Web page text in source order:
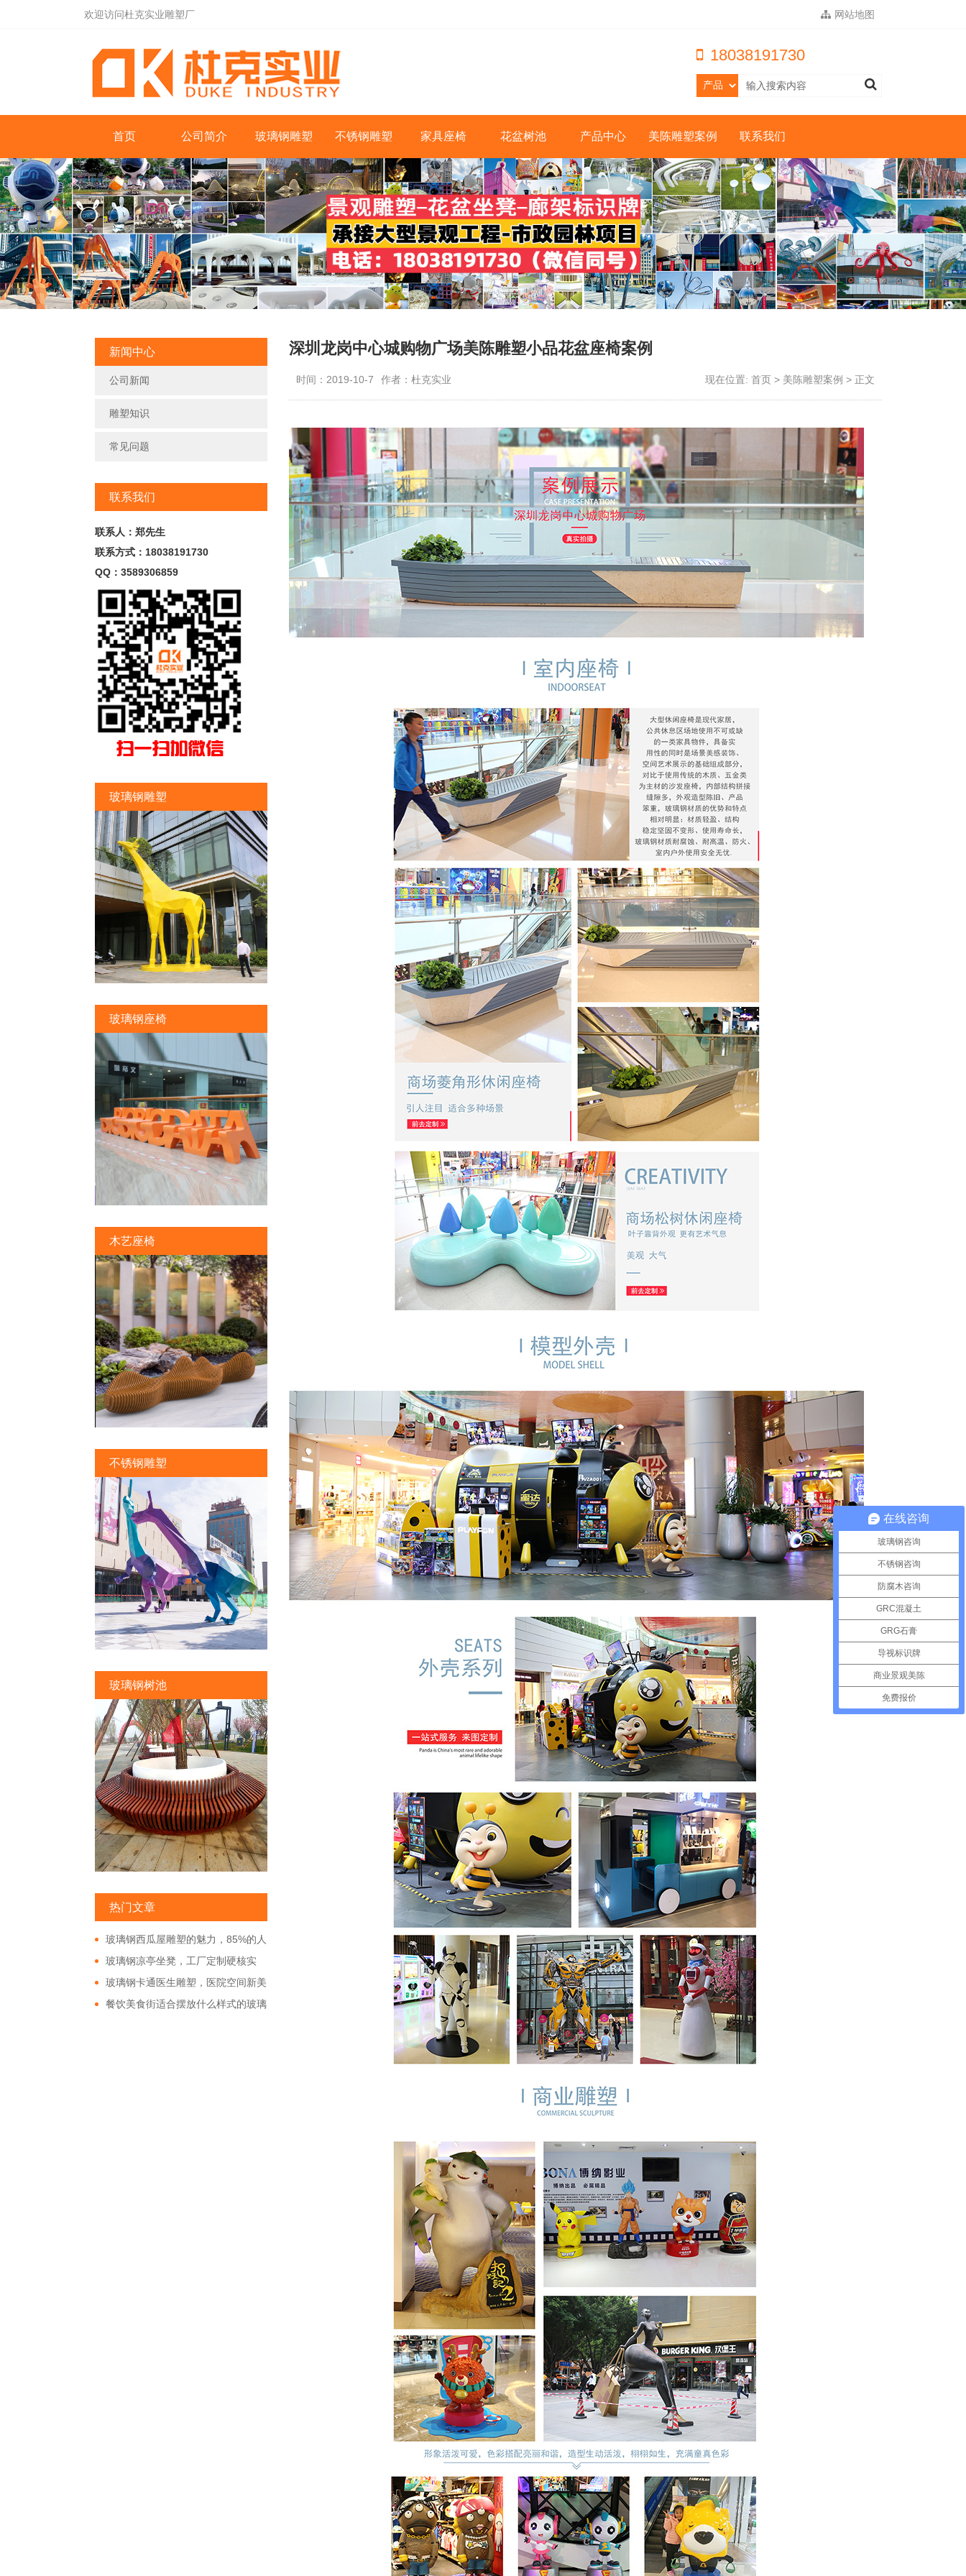
欢迎访问杜克实业雕塑厂 网站地图
18038191730
首页 公司简介 玻璃钢雕塑 不锈钢雕塑 家具座椅 花盆树池 产品中心 美陈雕塑案例 联系我们
新闻中心
公司新闻
雕塑知识
常见问题
联系我们
联系人：郑先生
联系方式：18038191730
QQ：3589306859
玻璃钢雕塑
玻璃钢座椅
木艺座椅
不锈钢雕塑
玻璃钢树池
热门文章
玻璃钢西瓜屋雕塑的魅力，85%的人
都非常的好奇!
玻璃钢凉亭坐凳，工厂定制硬核实
玻璃钢卡通医生雕塑，医院空间新美
餐饮美食街适合摆放什么样式的玻璃
深圳龙岗中心城购物广场美陈雕塑小品花盆座椅案例
时间：2019-10-7 作者：杜克实业 现在位置: 首页 > 美陈雕塑案例 > 正文
在线咨询
玻璃钢咨询
不锈钢咨询
防腐木咨询
GRC混凝土
GRG石膏
导视标识牌
商业景观美陈
免费报价